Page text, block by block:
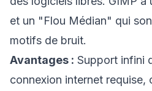
et un "Flou Médian" qui
motifs de bruit.
Avantages : Support infini
connexion internet requise,